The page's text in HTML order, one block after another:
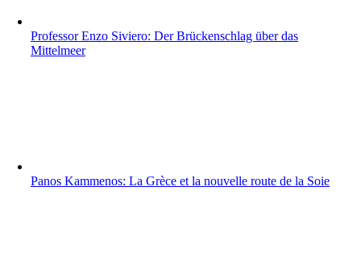
Professor Enzo Siviero: Der Brückenschlag über das
Mittelmeer
Panos Kammenos: La Grèce et la nouvelle route de la Soie